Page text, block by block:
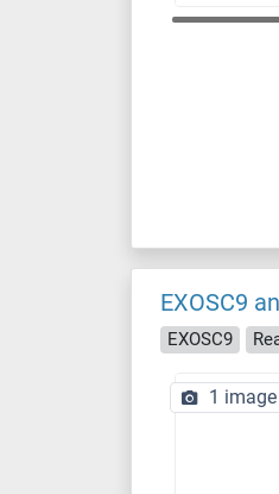
EXOSC9
EXOSC9
1 image